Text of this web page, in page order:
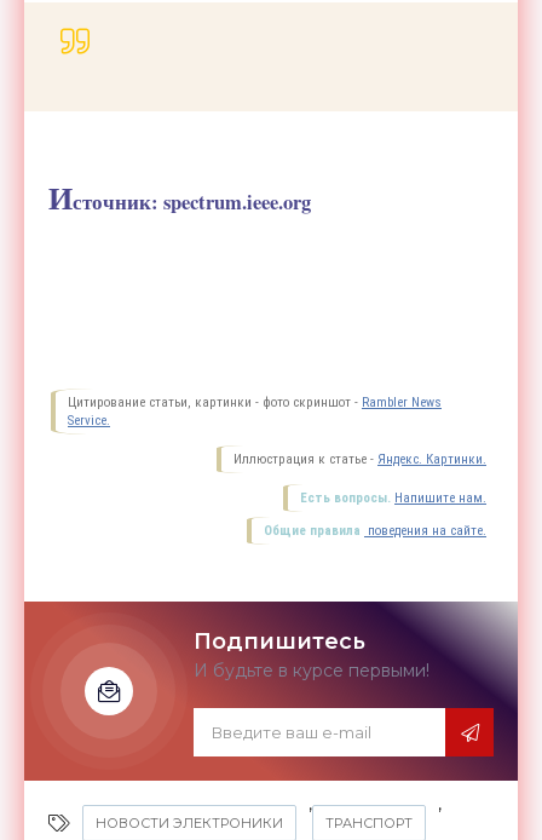
Источник: spectrum.ieee.org
Цитирование статьи, картинки - фото скриншот - Rambler News
Service.
Иллюстрация к статье - Яндекс. Картинки.
Есть вопросы. Напишите нам.
Общие правила поведения на сайте.
Подпишитесь
И будьте в курсе первыми!
НОВОСТИ ЭЛЕКТРОНИКИ
,
ТРАНСПОРТ
,